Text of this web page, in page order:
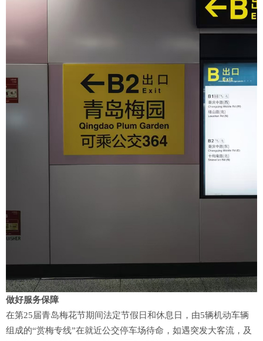
做好服务保障
在第25届青岛梅花节期间法定节假日和休息日，由5辆机动车辆
组成的“赏梅专线”在就近公交停车场待命，如遇突发大客流，及